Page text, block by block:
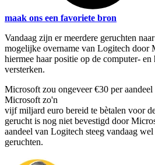
maak ons een favoriete bron
Vandaag zijn er meerdere geruchten
mogelijke overname van Logitech
hiermee haar positie op de computer-
versterken.
Microsoft zou ongeveer €30 per
Microsoft zo'n
vijf miljard euro bereid te bètalen voor
gerucht is nog niet bevestigd door
aandeel van Logitech steeg vandaag
geruchten.